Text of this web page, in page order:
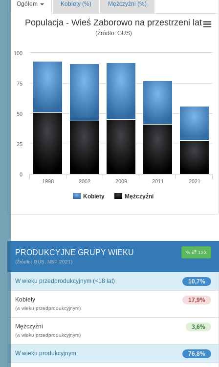
Ogółem Kobiety (%) Mężczyźni (%)
Populacja - Wieś Zaborowo na przestrzeni lat
(Źródło: GUS)
Kobiety Mężczyźni
1998 2002 2009 2011 2021
0
25
50
75
100
% 123
PRODUKCYJNE GRUPY WIEKU
(Źródło: GUS, NSP 2021)
10,7%
W wieku przedprodukcyjnym (<18 lat)
17,9%
Kobiety
(w wieku przedprodukcyjnym)
3,6%
Mężczyźni
(w wieku przedprodukcyjnym)
76,8%
W wieku produkcyjnym